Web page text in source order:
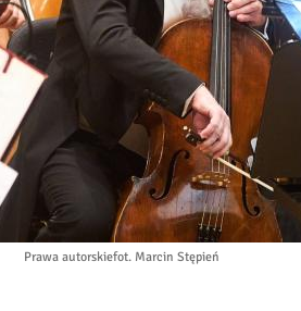
Prawa autorskiefot. Marcin Stępień